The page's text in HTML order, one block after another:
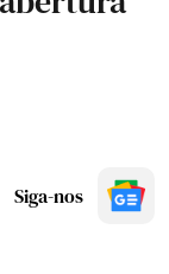
Siga-nos